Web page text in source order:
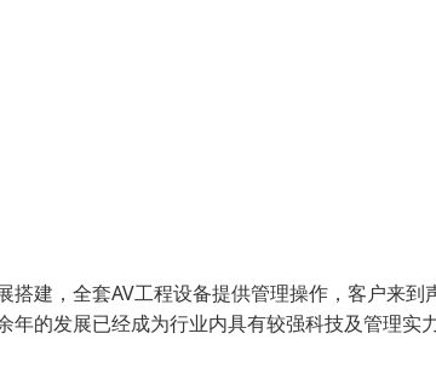
建，全套AV工程设备提供管理操作，客户来到
的发展已经成为行业内具有较强科技及管理实